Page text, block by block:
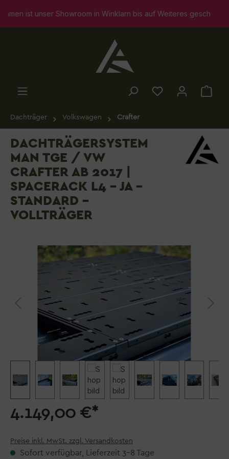
springen
ist unser Showroom in Winklarn bis auf Weiteres
Dachträger Volkswagen Crafter
DACHTRÄGERSYSTEM
MAN TGE / VW
CRAFTER AB 2017 |
SPACERACK L4 - JA -
STANDARD -
VOLLTRÄGER
Bildergalerie überspringen
4.149,00 €*
Preise inkl. MwSt. zzgl. Versandkosten
Sofort verfügbar, Lieferzeit 3–8 Tage